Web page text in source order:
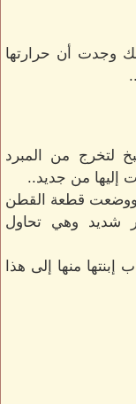
وجدت أن حرارتها
لتخرج من المبرد
إليها من جديد..
ووضعت قطعة القطن
شديد وهي تحاول
إبنتها منها إلى هذا